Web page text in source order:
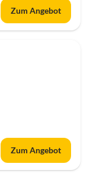
Zum Angebot
Zum Angebot